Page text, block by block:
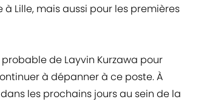
Lille, mais aussi pour les premières
de Layvin Kurzawa pour
à dépanner à ce poste. À
les prochains jours au sein de la